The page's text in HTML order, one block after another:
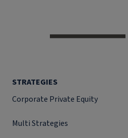
STRATEGIES
Corporate Private Equity
Multi Strategies